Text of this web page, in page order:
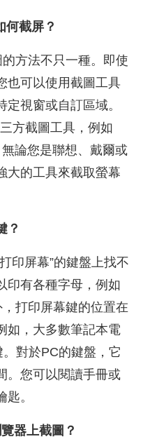
截屏？
方法不只一種。即使
也可以使用截圖工具
視窗或自訂區域。
方截圖工具，例如
論您是聯想、戴爾或
大的工具來截取螢幕
？
印屏幕”的鍵盤上找不
印有各種字母，例如
，打印屏幕鍵的位置在
如，大多數筆記本電
。對於PC的鍵盤，它
。您可以閱讀手冊或
。
器上截圖？